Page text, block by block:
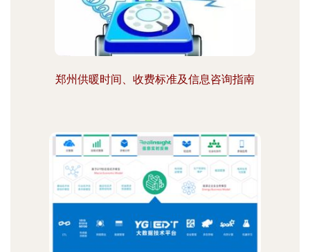
郑州供暖时间、收费标准及信息咨询指南